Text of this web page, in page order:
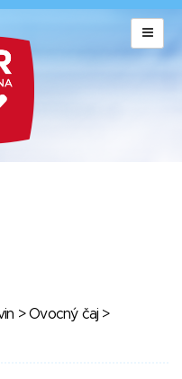
>Ovocný čaj >